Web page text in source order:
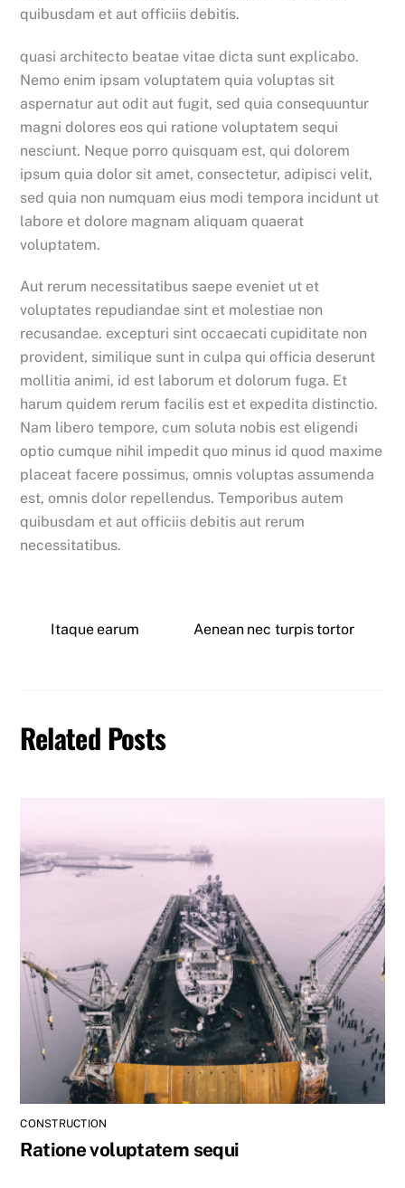
quibusdam et aut officiis debitis.
quasi architecto beatae vitae dicta sunt explicabo.
Nemo enim ipsam voluptatem quia voluptas sit
aspernatur aut odit aut fugit, sed quia consequuntur
magni dolores eos qui ratione voluptatem sequi
nesciunt. Neque porro quisquam est, qui dolorem
ipsum quia dolor sit amet, consectetur, adipisci velit,
sed quia non numquam eius modi tempora incidunt ut
labore et dolore magnam aliquam quaerat
voluptatem.
Aut rerum necessitatibus saepe eveniet ut et
voluptates repudiandae sint et molestiae non
recusandae. excepturi sint occaecati cupiditate non
provident, similique sunt in culpa qui officia deserunt
mollitia animi, id est laborum et dolorum fuga. Et
harum quidem rerum facilis est et expedita distinctio.
Nam libero tempore, cum soluta nobis est eligendi
optio cumque nihil impedit quo minus id quod maxime
placeat facere possimus, omnis voluptas assumenda
est, omnis dolor repellendus. Temporibus autem
quibusdam et aut officiis debitis aut rerum
necessitatibus.
Itaque earum Aenean nec turpis tortor
Related Posts
CONSTRUCTION
Ratione voluptatem sequi